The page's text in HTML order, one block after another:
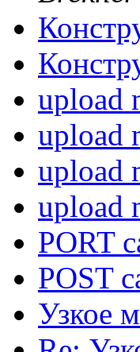
upload
upload
upload
upload
PORT
POST
Узкое